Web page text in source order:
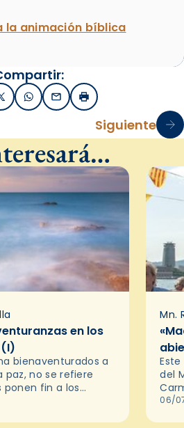
la animación bíblica
X / TwitterWhatsApp
EmailImprimir
Siguiente
en los
bienaventurados a
no se refiere
fin a los
la Iglesia nos
Mn.
del
06/